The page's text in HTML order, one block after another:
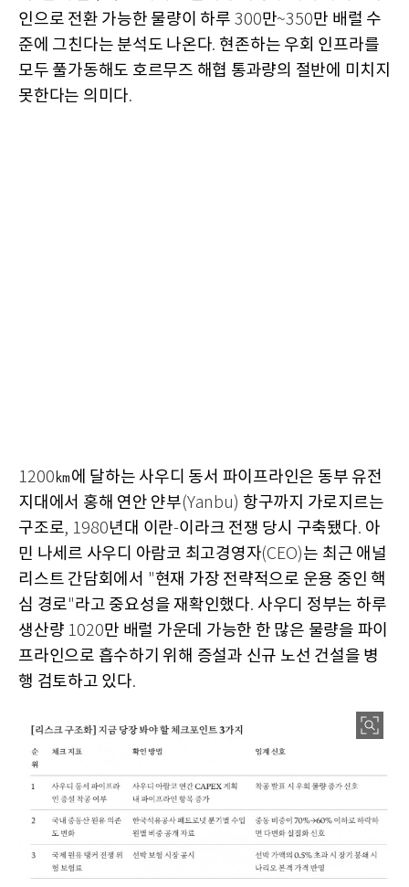
인으로 전환 가능한 물량이 하루 300만~350만 배럴 수
준에 그친다는 분석도 나온다. 현존하는 우회 인프라를
모두 풀가동해도 호르무즈 해협 통과량의 절반에 미치지
못한다는 의미다.
1200㎞에 달하는 사우디 동서 파이프라인은 동부 유전
지대에서 홍해 연안 얀부(Yanbu) 항구까지 가로지르는
구조로, 1980년대 이란-이라크 전쟁 당시 구축됐다. 아
민 나세르 사우디 아람코 최고경영자(CEO)는 최근 애널
리스트 간담회에서 "현재 가장 전략적으로 운용 중인 핵
심 경로"라고 중요성을 재확인했다. 사우디 정부는 하루
생산량 1020만 배럴 가운데 가능한 한 많은 물량을 파이
프라인으로 흡수하기 위해 증설과 신규 노선 건설을 병
행 검토하고 있다.